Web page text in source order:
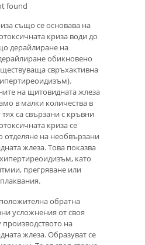
found
също се основава на
криза води до
дерайлиране на
обикновено
свръхактивна
на щитовидната жлеза
в малки количества в
са свързани с кръвни
криза се
отделяне на необвързани
жлеза. Това показва
като
прегряване или
обратна
усложнения от своя
производството на
жлеза. Образуват се